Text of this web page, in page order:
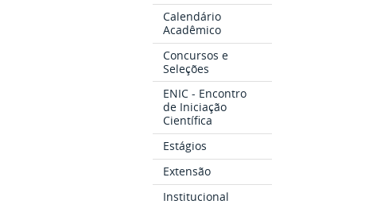
Calendário
Acadêmico
Concursos e
Seleções
ENIC - Encontro
de Iniciação
Científica
Estágios
Extensão
Institucional